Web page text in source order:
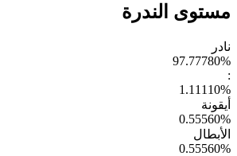
مستوى الندرة
نادر
97.77780%
:
1.11110%
أيقونة
0.55560%
الأبطال
0.55560%